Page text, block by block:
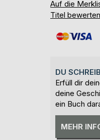
Auf die
Titel bewerten
DU
Erfüll dir
deine
ein Buch
MEHR